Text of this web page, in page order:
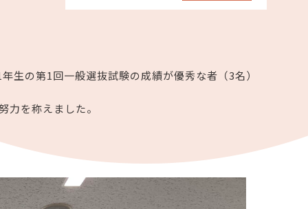
生の第1回一般選抜試験の成績が優秀な者（3名）
を称えました。